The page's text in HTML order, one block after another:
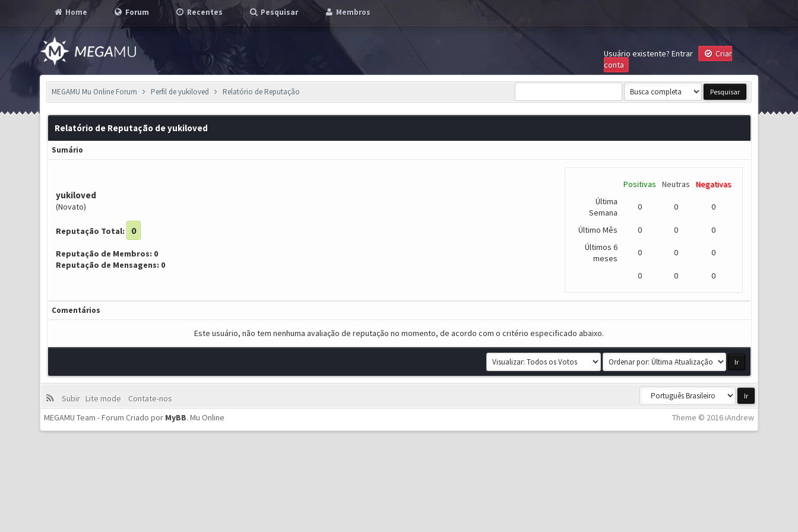
Home Forum Recentes Pesquisar Membros
Usuário existente? Entrar
Criar
conta
MEGAMU Mu Online Forum Perfil de yukiloved Relatório de Reputação
Relatório de Reputação de yukiloved
Sumário
yukiloved
(Novato)
Reputação Total: 0
Reputação de Membros: 0
Reputação de Mensagens: 0
Positivas Neutras
Negativas
Última
Semana
0 0 0
Último Mês 0 0
0
Últimos 6
meses
0 0 0
0 0 0
Comentários
Este usuário, não tem nenhuma avaliação de reputação no momento, de acordo com o critério especificado abaixo.
Subir Lite mode
Contate-nos
Theme © 2016 iAndrew
MEGAMU Team - Forum Criado por MyBB.Mu Online